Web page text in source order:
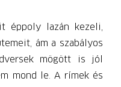
éppoly lazán kezeli,
ám a szabályos
mögött is jól
mond le. A rímek és